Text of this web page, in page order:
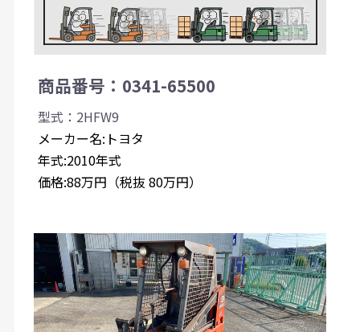
商品番号：0341-65500
型式：2HFW9
メーカー名:トヨタ
年式:2010年式
価格:88万円（税抜 80万円）